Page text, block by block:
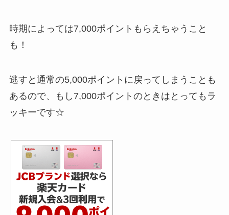
時期によっては7,000ポイントもらえちゃうこと
も！
逃すと通常の5,000ポイントに戻ってしまうことも
あるので、もし7,000ポイントのときはとってもラ
ッキーです☆